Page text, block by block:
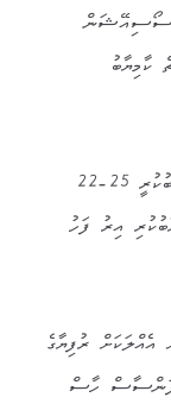
ސެޓުން މެޗް ކާމިޔާބު
ހޯދަޑު ސްޕައިކަރސް އިން ފުރަތަމަ ސެޓްތަށް ކާމިޔާބުކުރީ 25-22
25-20 އިން ކާމިޔާބުކުރި އިރު ފަހު
ރުފިޔާގެ
ފަންސާސް ހާސް